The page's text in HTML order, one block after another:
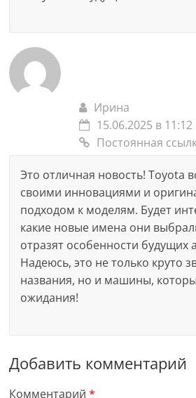
Ирина
15.06.2025 в 11:12
Постоянная
Это отличная новость! Toyota
своими инновациями и
подходом к моделям. Будет
какие новые имена они
отразят особенности будущих
Надеюсь, это не только круто
названия, но и машины,
ожидания!
Добавить комментарий
Комментарий*